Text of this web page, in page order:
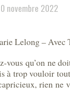
novembre 2022
Lelong –
qu’on ne
trop vouloir
rien ne